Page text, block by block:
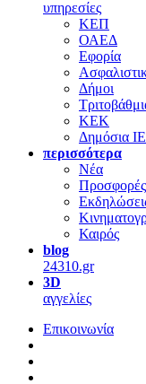
υπηρεσίες
ΚΕΠ
ΟΑΕΔ
Εφορία
Δήμοι
ΚΕΚ
Δημόσια
περισσότερα
Νέα
Προσφορές
Καιρός
blog
24310.gr
3D
αγγελίες
Επικοινωνία